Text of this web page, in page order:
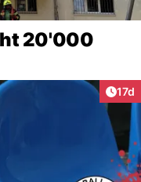
20'000
17d